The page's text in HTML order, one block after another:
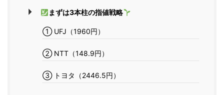
まずは3本柱の指値戦略
① UFJ（1960円）
② NTT（148.9円）
③ トヨタ（2446.5円）